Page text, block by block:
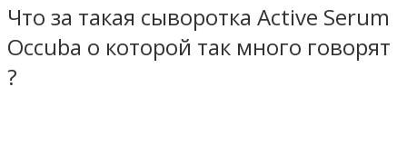
Что за такая сыворотка Active Serum
Occuba о которой так много говорят
?